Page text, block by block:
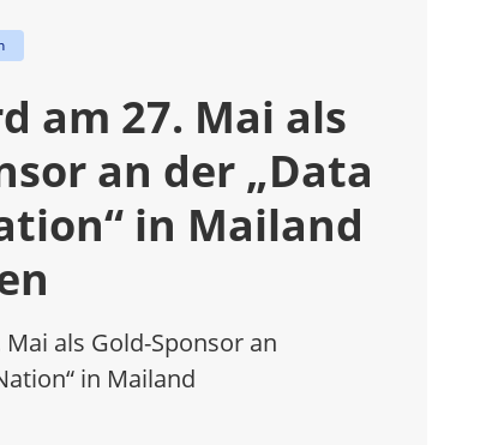
am 27. Mai als
an der „Data
in Mailand
als Gold-Sponsor an
in Mailand